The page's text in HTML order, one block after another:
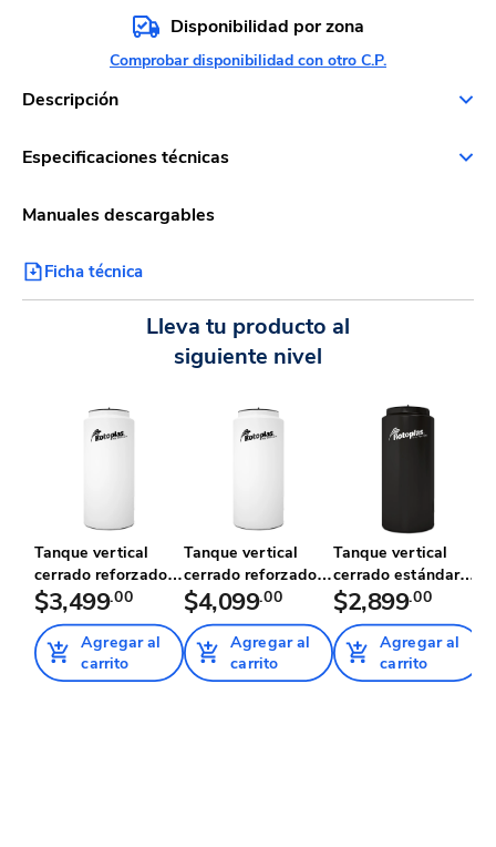
Disponibilidad por zona
Comprobar disponibilidad con otro C.P.
Descripción
Especificaciones técnicas
Manuales descargables
Ficha técnica
Lleva tu producto al
siguiente nivel
Tanque vertical
cerrado reforzado al
20%...
$3,499.00
Agregar al
carrito
Tanque vertical
cerrado reforzado al
40%...
$4,099.00
Agregar al
carrito
Tanque vertical
cerrado estándar
500 lit...
$2,899.00
Agregar al
carrito